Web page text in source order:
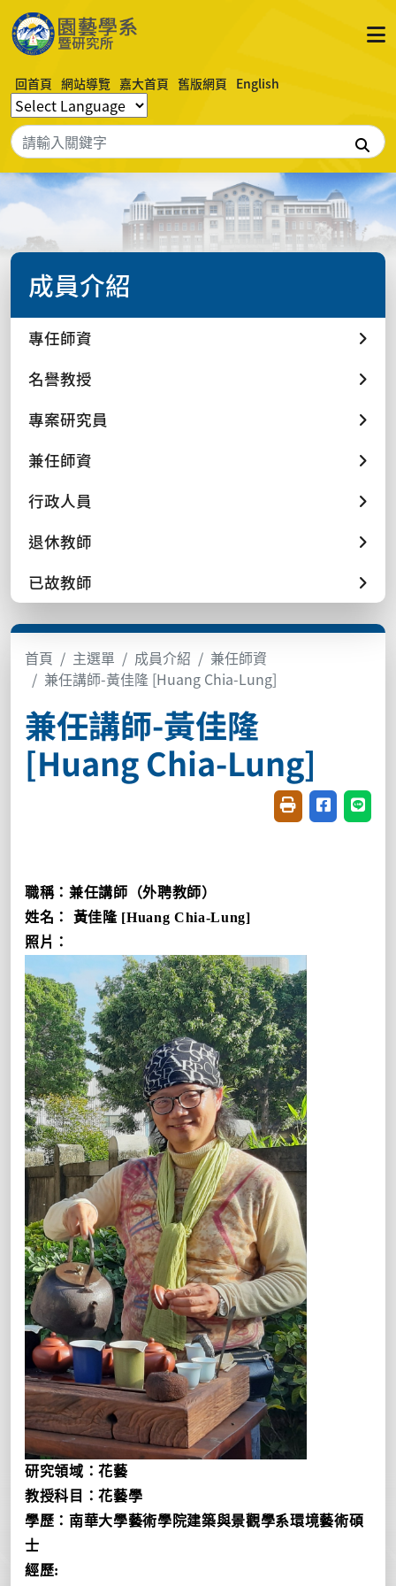
回首頁 網站導覽 嘉大首頁 舊版網頁 English
搜尋
成員介紹
專任師資
名譽教授
專案研究員
兼任師資
行政人員
退休教師
已故教師
首頁 主選單 成員介紹
兼任師資
兼任講師-黃佳隆 [Huang Chia-Lung]
兼任講師-黃佳隆
[Huang Chia-Lung]
友善列印(開新視
分享至臉書
分享
職稱：兼任講師（外聘教師）
姓名： 黃佳隆[Huang Chia-Lung]
照片：
研究領域：花藝
教授科目：花藝學
學歷：南華大學藝術學院建築與景觀學系環境藝術碩
士
經歷: